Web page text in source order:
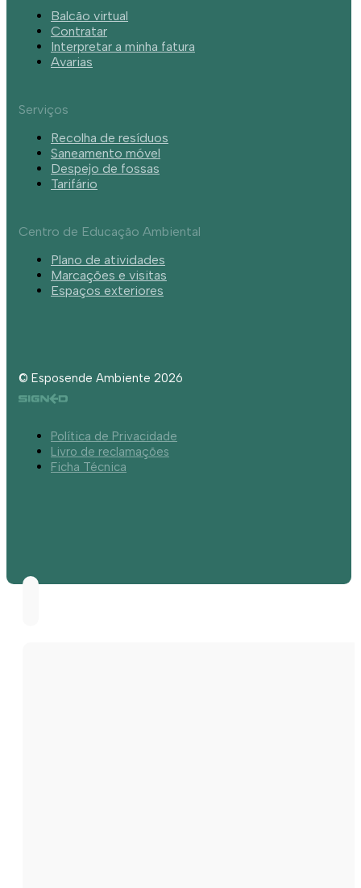
Balcão virtual
Contratar
Interpretar a minha fatura
Avarias
Serviços
Recolha de resíduos
Saneamento móvel
Despejo de fossas
Tarifário
Centro de Educação Ambiental
Plano de atividades
Marcações e visitas
Espaços exteriores
© Esposende Ambiente 2026
Política de Privacidade
Livro de reclamações
Ficha Técnica